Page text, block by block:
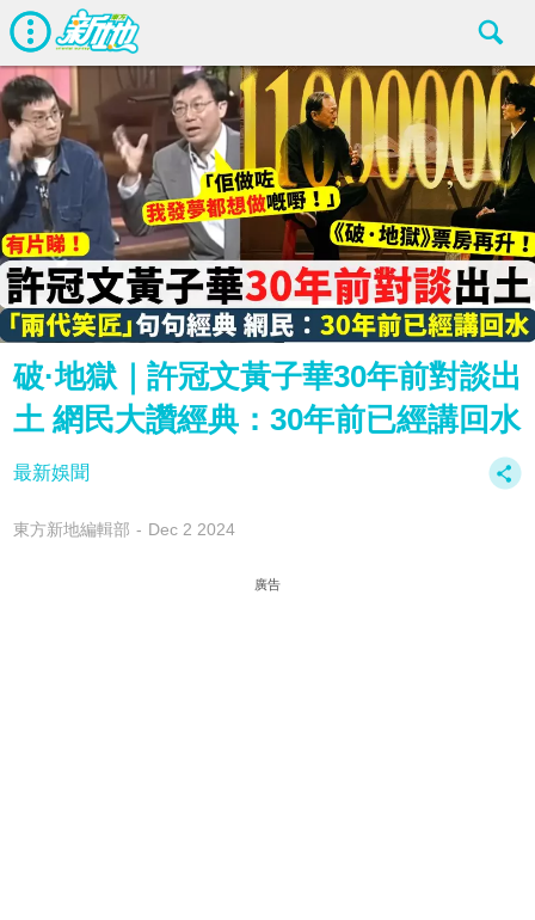
破·地獄｜許冠文黃子華30年前對談出
土 網民大讚經典：30年前已經講回水
最新娛聞
東方新地編輯部 Dec 2 2024
廣告